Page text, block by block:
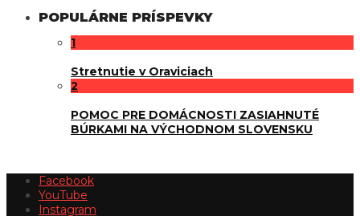
POPULÁRNE PRÍSPEVKY
1
Stretnutie v Oraviciach
2
POMOC PRE DOMÁCNOSTI ZASIAHNUTÉ
BÚRKAMI NA VÝCHODNOM SLOVENSKU
Facebook
YouTube
Instagram